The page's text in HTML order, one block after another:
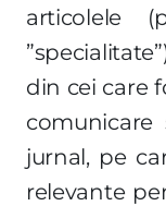
articolele
din cei care
jurnal, pe
relevante